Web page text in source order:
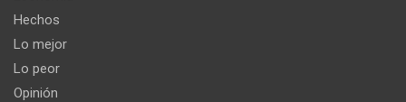
Hechos
Lo mejor
Lo peor
Opinión